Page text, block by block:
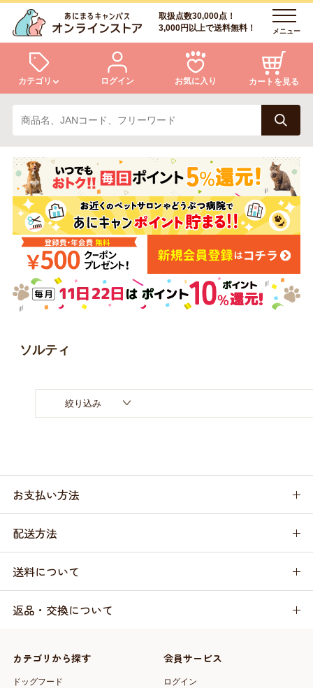
取扱点数30,000点！
3,000円以上で送料無料！
メニュー
カテゴリ
犬 猫
小動物・鳥 アクア・爬虫類・昆虫
ドッグフード キャットフード
美容・ケア用品 服・おさんぽ用品
日用品（デイリー）
ログイン お気に入り カートを見る
ログイン
会員登録
あにまるキャンパスについて
アフターサービス
商品リクエスト
お問い合わせ
ソルティ
絞り込み
お支払い方法
配送方法
送料について
返品・交換について
カテゴリから探す
ドッグフード
会員サービス
ログイン